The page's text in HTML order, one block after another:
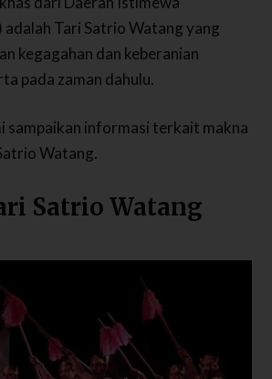
Tari Satrio Watang yang
kegagahan dan keberanian
pada zaman dahulu.
sampaikan informasi terkait makna
Watang.
Satrio Watang